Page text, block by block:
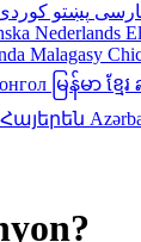
پښتو
Nederlands
Malagasy
မြန်မာ ខ្មែរ
Հայերեն